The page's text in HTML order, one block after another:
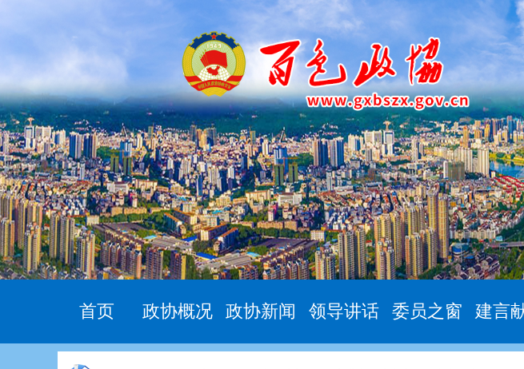
首页 政协概况 政协新闻 领导讲话 委员之窗 建言